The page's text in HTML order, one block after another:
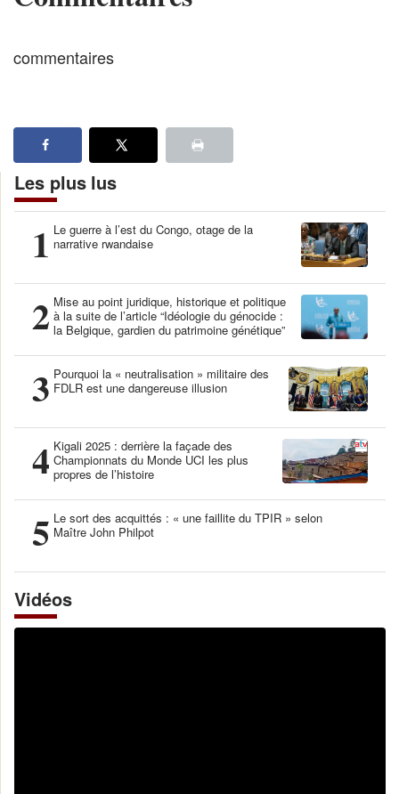
commentaires
Les plus lus
1 Le guerre à l’est du Congo, otage de la
narrative rwandaise
2 Mise au point juridique, historique et politique
à la suite de l’article “Idéologie du génocide :
la Belgique, gardien du patrimoine génétique”
3 Pourquoi la « neutralisation » militaire des
FDLR est une dangereuse illusion
4 Kigali 2025 : derrière la façade des
Championnats du Monde UCI les plus
propres de l’histoire
5 Le sort des acquittés : « une faillite du TPIR » selon
Maître John Philpot
Vidéos